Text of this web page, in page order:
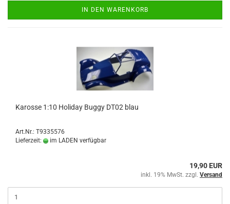
IN DEN WARENKORB
Karosse 1:10 Holiday Buggy DT02 blau
Art.Nr.: T9335576
Lieferzeit:
im LADEN verfügbar
19,90 EUR
inkl. 19% MwSt. zzgl. Versand